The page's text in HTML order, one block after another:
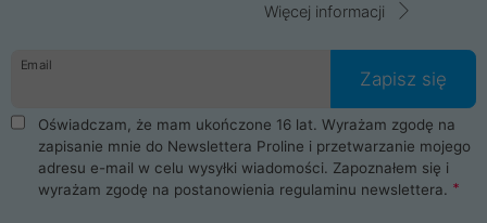
Więcej informacji
Email
Zapisz się
Oświadczam, że mam ukończone 16 lat. Wyrażam zgodę na
zapisanie mnie do Newslettera Proline i przetwarzanie mojego
adresu e-mail w celu wysyłki wiadomości. Zapoznałem się i
wyrażam zgodę na postanowienia regulaminu newslettera.